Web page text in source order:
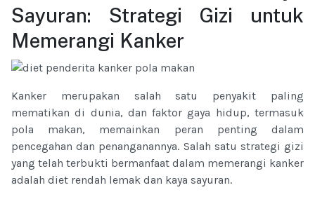
Sayuran: Strategi Gizi untuk
Memerangi Kanker
Kanker merupakan salah satu penyakit paling
mematikan di dunia, dan faktor gaya hidup, termasuk
pola makan, memainkan peran penting dalam
pencegahan dan penanganannya. Salah satu strategi gizi
yang telah terbukti bermanfaat dalam memerangi kanker
adalah diet rendah lemak dan kaya sayuran.